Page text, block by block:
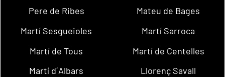
Pere de Ribes
Mateu de Bages
Martí Sesgueioles
Martí Sarroca
Martí de Tous
Martí de Centelles
Martí d´Albars
Llorenç Savall